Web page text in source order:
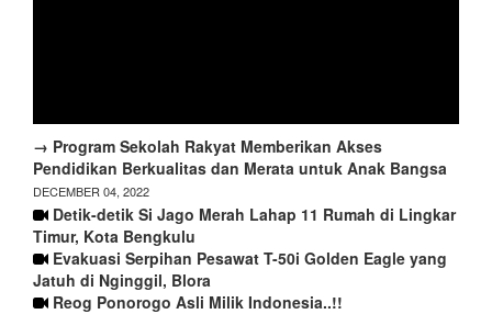
→ Program Sekolah Rakyat Memberikan Akses
Pendidikan Berkualitas dan Merata untuk Anak Bangsa
DECEMBER 04, 2022
Detik-detik Si Jago Merah Lahap 11 Rumah di Lingkar
Timur, Kota Bengkulu
Evakuasi Serpihan Pesawat T-50i Golden Eagle yang
Jatuh di Nginggil, Blora
Reog Ponorogo Asli Milik Indonesia..!!